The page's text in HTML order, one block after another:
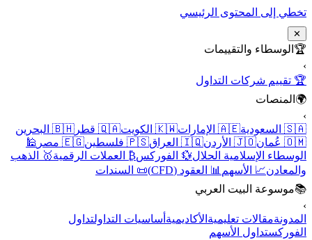
تخطي إلى المحتوى الرئيسي
✕
🏆 الوسطاء والتقييمات
›
🏆 تقييم شركات التداول
🌍 المنصات
›
🇸🇦 السعودية
🇦🇪 الإمارات 🇰🇼 الكويت 🇶🇦 قطر
🇧🇭 البحرين
🇴🇲 عُمان
🇯🇴 الأردن 🇮🇶 العراق 🇵🇸 فلسطين 🇪🇬 مصر
🕌
الوسطاء الإسلامية الحلال💱 الفوركس₿ العملات الرقمية🥇 الذهب
والمعادن📈 الأسهم 📊 العقود (CFD)
📜 السندات
📚موسوعة البيت العربي
›
المدونةمقالات تعليمية الأكاديمية أساسيات التداولتداول
الفوركستداول الأسهم